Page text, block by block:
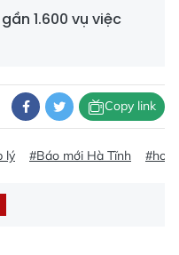
1.600 vụ việc
Copy link
lý #Báo mới Hà Tĩnh